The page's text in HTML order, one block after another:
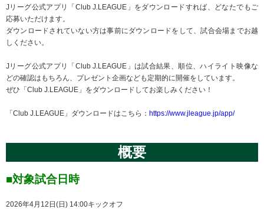
Jリーグ公式アプリ「Club J.LEAGUE」をダウンロードすれば、どなたでもご
応募いただけます。
ダウンロードされていない方は事前にダウンロードをして、試合会場までお越
しください。
Jリーグ公式アプリ「Club J.LEAGUE」は試合結果、順位、ハイライト映像な
どの確認はもちろん、プレゼント企画なども定期的に開催をしています。
ぜひ「Club J.LEAGUE」をダウンロードしてお楽しみください！
「Club J.LEAGUE」ダウンロードはこちら： https://www.jleague.jp/app/
概要
■対象試合日時
2026年4月12日(日) 14:00キックオフ